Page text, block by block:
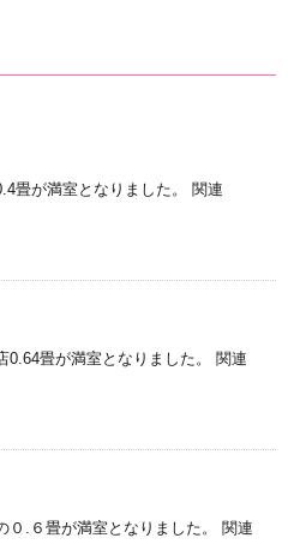
畳が満室となりました。 関連
0.64畳が満室となりました。 関連
０.６畳が満室となりました。 関連